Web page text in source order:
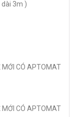
dài 3m )
MỚI CÓ APTOMAT
MỚI CÓ APTOMAT